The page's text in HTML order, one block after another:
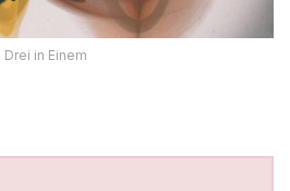
Drei in Einem